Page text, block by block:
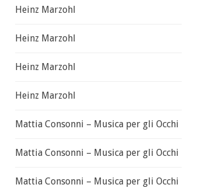
Heinz Marzohl
Heinz Marzohl
Heinz Marzohl
Heinz Marzohl
Mattia Consonni – Musica per gli Occhi
Mattia Consonni – Musica per gli Occhi
Mattia Consonni – Musica per gli Occhi